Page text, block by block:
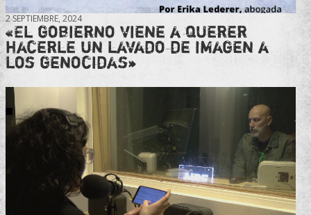
2 SEPTIEMBRE, 2024
«El gobierno viene a querer
hacerle un lavado de imagen a
los genocidas»